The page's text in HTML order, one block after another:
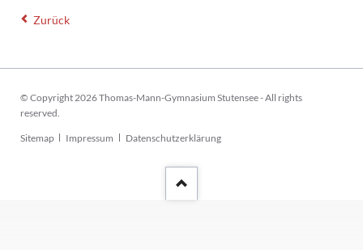
Zurück
© Copyright 2026 Thomas-Mann-Gymnasium Stutensee - All rights
reserved.
Navigation
Sitemap Impressum Datenschutzerklärung